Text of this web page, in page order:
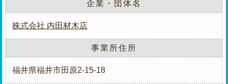
企業・団体名
株式会社 内田材木店
事業所住所
福井県福井市田原2-15-18